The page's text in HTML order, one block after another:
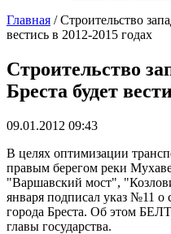
You are here
Главная / Строительство
вестись в 2012-2015 годах
Строительство
Бреста будет
09.01.2012 09:43
В целях оптимизации
правым берегом реки
"Варшавский мост",
января подписал указ №11 о
города Бреста. Об этом
главы государства.